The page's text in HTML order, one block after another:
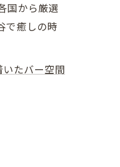
国から厳選
で癒しの時
たバー空間